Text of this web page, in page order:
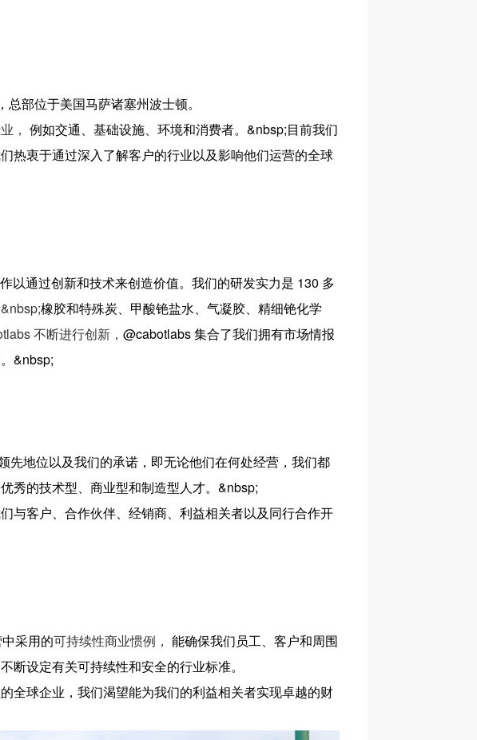
部位于美国马萨诸塞州波士顿。
， 例如交通、基础设施、环境和消费者。&nbsp;目前我们
热衷于通过深入了解客户的行业以及影响他们运营的全球
以通过创新和技术来创造价值。我们的研发实力是 130 多
橡胶和特殊炭、甲酸铯盐水、气凝胶、精细铯化学
不断进行创新， @cabotlabs 集合了我们拥有市场情报
&nbsp;
先地位以及我们的承诺，即无论他们在何处经营，我们都
秀的技术型、商业型和制造型人才。&nbsp;
与客户、合作伙伴、经销商、利益相关者以及同行合作开
采用的可持续性商业惯例， 能确保我们员工、客户和周围
设定有关可持续性和安全的行业标准。
全球企业，我们渴望能为我们的利益相关者实现卓越的财